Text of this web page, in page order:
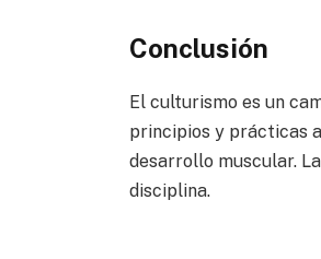
Conclusión
El culturismo es un
principios y prácticas
desarrollo muscular.
disciplina.